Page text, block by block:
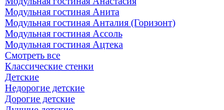
Модульная гостиная Анита
Модульная гостиная Анталия (Горизонт)
Модульная гостиная Ассоль
Модульная гостиная Ацтека
Смотреть все
Классические стенки
Детские
Недорогие детские
Дорогие детские